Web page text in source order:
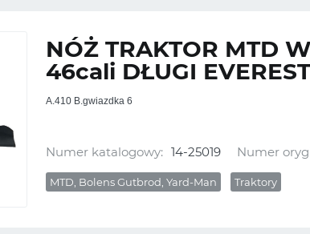
NÓŻ TRAKTOR MTD
46cali DŁUGI EVEREST
A.410 B.gwiazdka 6
Numer katalogowy: 14-25019 Numer
MTD, Bolens Gutbrod, Yard-Man Traktory